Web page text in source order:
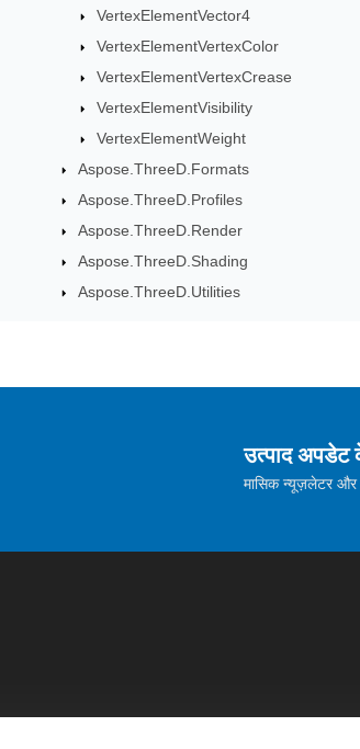
VertexElementVector4
VertexElementVertexColor
VertexElementVertexCrease
VertexElementVisibility
VertexElementWeight
Aspose.ThreeD.Formats
Aspose.ThreeD.Profiles
Aspose.ThreeD.Render
Aspose.ThreeD.Shading
Aspose.ThreeD.Utilities
उत्पाद अपडेट
मासिक न्यूज़लेटर